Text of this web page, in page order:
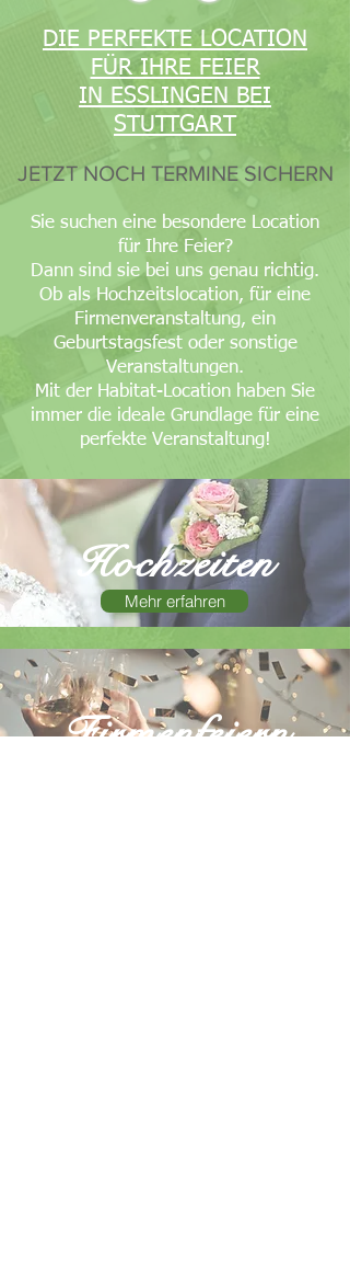
DIE PERFEKTE LOCATION
FÜR IHRE FEIER
IN ESSLINGEN BEI
STUTTGART
JETZT NOCH TERMINE SICHERN
Sie suchen eine besondere Location
für Ihre Feier?
Dann sind sie bei uns genau richtig.
Ob als Hochzeitslocation, für eine
Firmenveranstaltung, ein
Geburtstagsfest oder sonstige
Veranstaltungen.
Mit der Habitat-Location haben Sie
immer die ideale Grundlage für eine
perfekte Veranstaltung!
Hochzeiten
Mehr erfahren
Firmenfeiern